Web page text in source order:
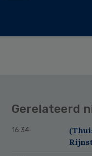
Gerelateerd
16:34